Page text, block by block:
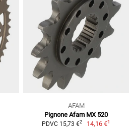
AFAM
Pignone Afam MX 520
PDVC 15,73 €2 14,16 €1